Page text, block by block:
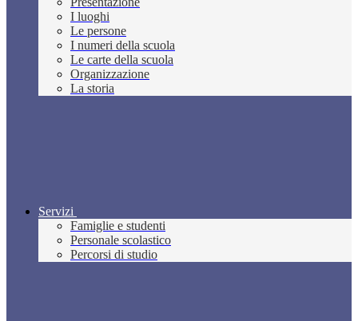
I luoghi
Le persone
I numeri della scuola
Le carte della scuola
Organizzazione
La storia
Servizi
Famiglie e studenti
Personale scolastico
Percorsi di studio